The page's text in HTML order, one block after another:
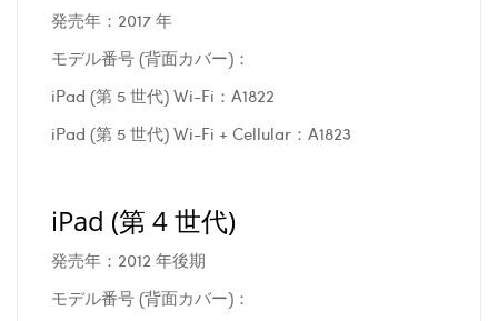
発売年：2017 年
モデル番号 (背面カバー)：
iPad (第 5 世代) Wi-Fi：A1822
iPad (第 5 世代) Wi-Fi + Cellular：A1823
iPad (第 4 世代)
発売年：2012 年後期
モデル番号 (背面カバー)：